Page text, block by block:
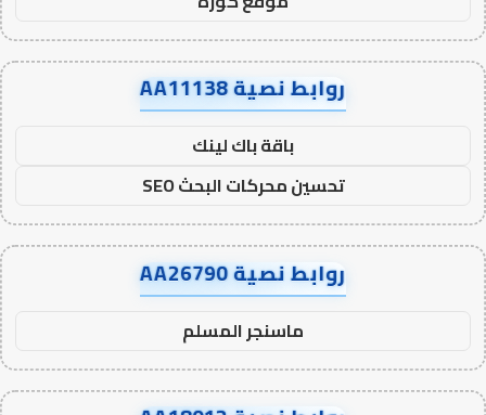
روابط نصية AA11138
باقة باك لينك
تحسين محركات البحث SEO
روابط نصية AA26790
ماسنجر المسلم